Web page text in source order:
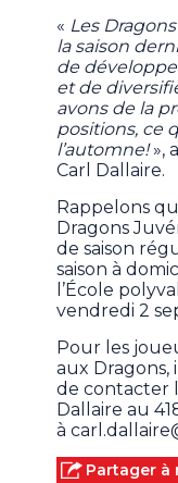
« Les
la saison
de
et de
avons de la
positions, ce
l’automne!»,
Carl Dallaire.
Rappelons
Dragons
de saison
saison à
l’École
vendredi 2
Pour les
aux Dragons,
de contacter
Dallaire au
à
Partager à